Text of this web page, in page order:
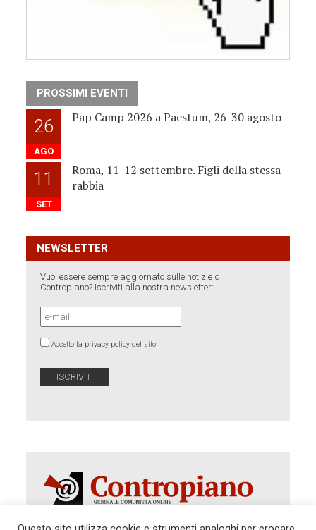
PROSSIMI EVENTI
26
AGO
Pap Camp 2026 a Paestum, 26-30 agosto
11
SET
Roma, 11-12 settembre. Figli della stessa
rabbia
NEWSLETTER
Vuoi essere sempre aggiornato sulle notizie di
Contropiano? Iscriviti alla nostra newsletter:
Accetto la privacy policy del sito